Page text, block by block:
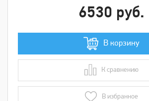
6530 руб.
В корзину
К сравнению
В сравнении
В избранное